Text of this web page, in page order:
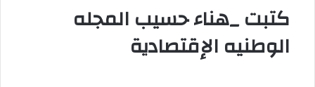
ل
كتبت _هناء حسيب المجله
الوطنيه الإقتصادية